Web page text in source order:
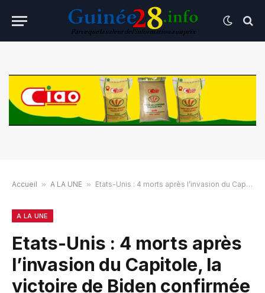
Accueil » A LA UNE » Etats-Unis : 4 morts après l’invasion du Capitole, la victoire de Biden confirmée par le Congrès
A LA UNE
Etats-Unis : 4 morts après
l’invasion du Capitole, la
victoire de Biden confirmée